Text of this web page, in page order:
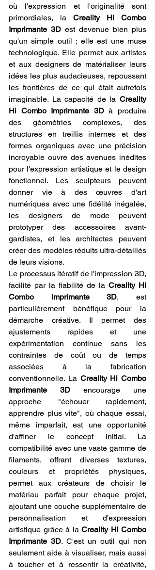
où l'expression et l'originalité sont
primordiales, la Creality Hi Combo
Imprimante 3D est devenue bien plus
qu'un simple outil ; elle est une muse
technologique. Elle permet aux artistes
et aux designers de matérialiser leurs
idées les plus audacieuses, repoussant
les frontières de ce qui était autrefois
imaginable. La capacité de la Creality
Hi Combo Imprimante 3D à produire
des géométries complexes, des
structures en treillis internes et des
formes organiques avec une précision
incroyable ouvre des avenues inédites
pour l'expression artistique et le design
fonctionnel. Les sculpteurs peuvent
donner vie à des œuvres d'art
numériques avec une fidélité inégalée,
les designers de mode peuvent
prototyper des accessoires avant-
gardistes, et les architectes peuvent
créer des modèles réduits ultra-détaillés
de leurs visions.
Le processus itératif de l'impression 3D,
facilité par la fiabilité de la Creality Hi
Combo Imprimante 3D, est
particulièrement bénéfique pour la
démarche créative. Il permet des
ajustements rapides et une
expérimentation continue sans les
contraintes de coût ou de temps
associées à la fabrication
conventionnelle. La Creality Hi Combo
Imprimante 3D encourage une
approche "échouer rapidement,
apprendre plus vite", où chaque essai,
même imparfait, est une opportunité
d'affiner le concept initial. La
compatibilité avec une vaste gamme de
filaments, offrant diverses textures,
couleurs et propriétés physiques,
permet aux créateurs de choisir le
matériau parfait pour chaque projet,
ajoutant une couche supplémentaire de
personnalisation et d'expression
artistique grâce à la Creality Hi Combo
Imprimante 3D. C'est un outil qui non
seulement aide à visualiser, mais aussi
à toucher et à ressentir la créativité,